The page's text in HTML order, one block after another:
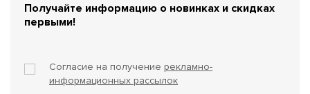
Получайте информацию о новинках и скидках
первыми!
Согласие на получение рекламно-
информационных рассылок